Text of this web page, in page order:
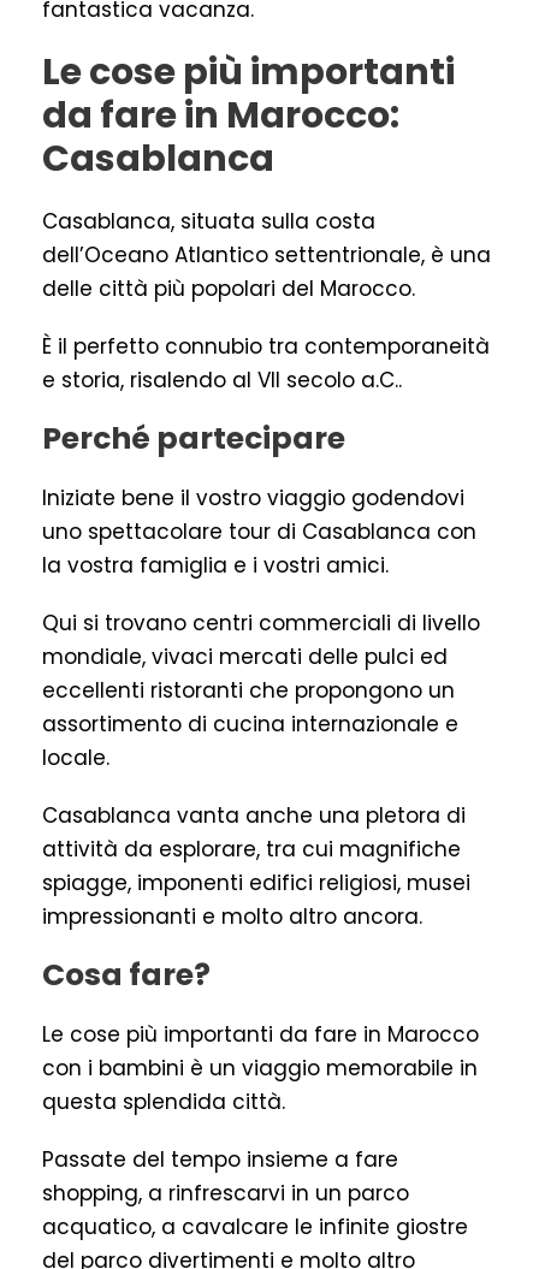
fantastica vacanza.
Le cose più importanti
da fare in Marocco:
Casablanca
Casablanca, situata sulla costa
dell’Oceano Atlantico settentrionale, è una
delle città più popolari del Marocco.
È il perfetto connubio tra contemporaneità
e storia, risalendo al VII secolo a.C..
Perché partecipare
Iniziate bene il vostro viaggio godendovi
uno spettacolare tour di Casablanca con
la vostra famiglia e i vostri amici.
Qui si trovano centri commerciali di livello
mondiale, vivaci mercati delle pulci ed
eccellenti ristoranti che propongono un
assortimento di cucina internazionale e
locale.
Casablanca vanta anche una pletora di
attività da esplorare, tra cui magnifiche
spiagge, imponenti edifici religiosi, musei
impressionanti e molto altro ancora.
Cosa fare?
Le cose più importanti da fare in Marocco
con i bambini è un viaggio memorabile in
questa splendida città.
Passate del tempo insieme a fare
shopping, a rinfrescarvi in un parco
acquatico, a cavalcare le infinite giostre
del parco divertimenti e molto altro